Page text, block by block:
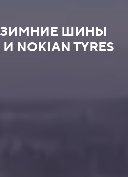
ЗИМНИЕ ШИНЫ
И NOKIAN TYRES